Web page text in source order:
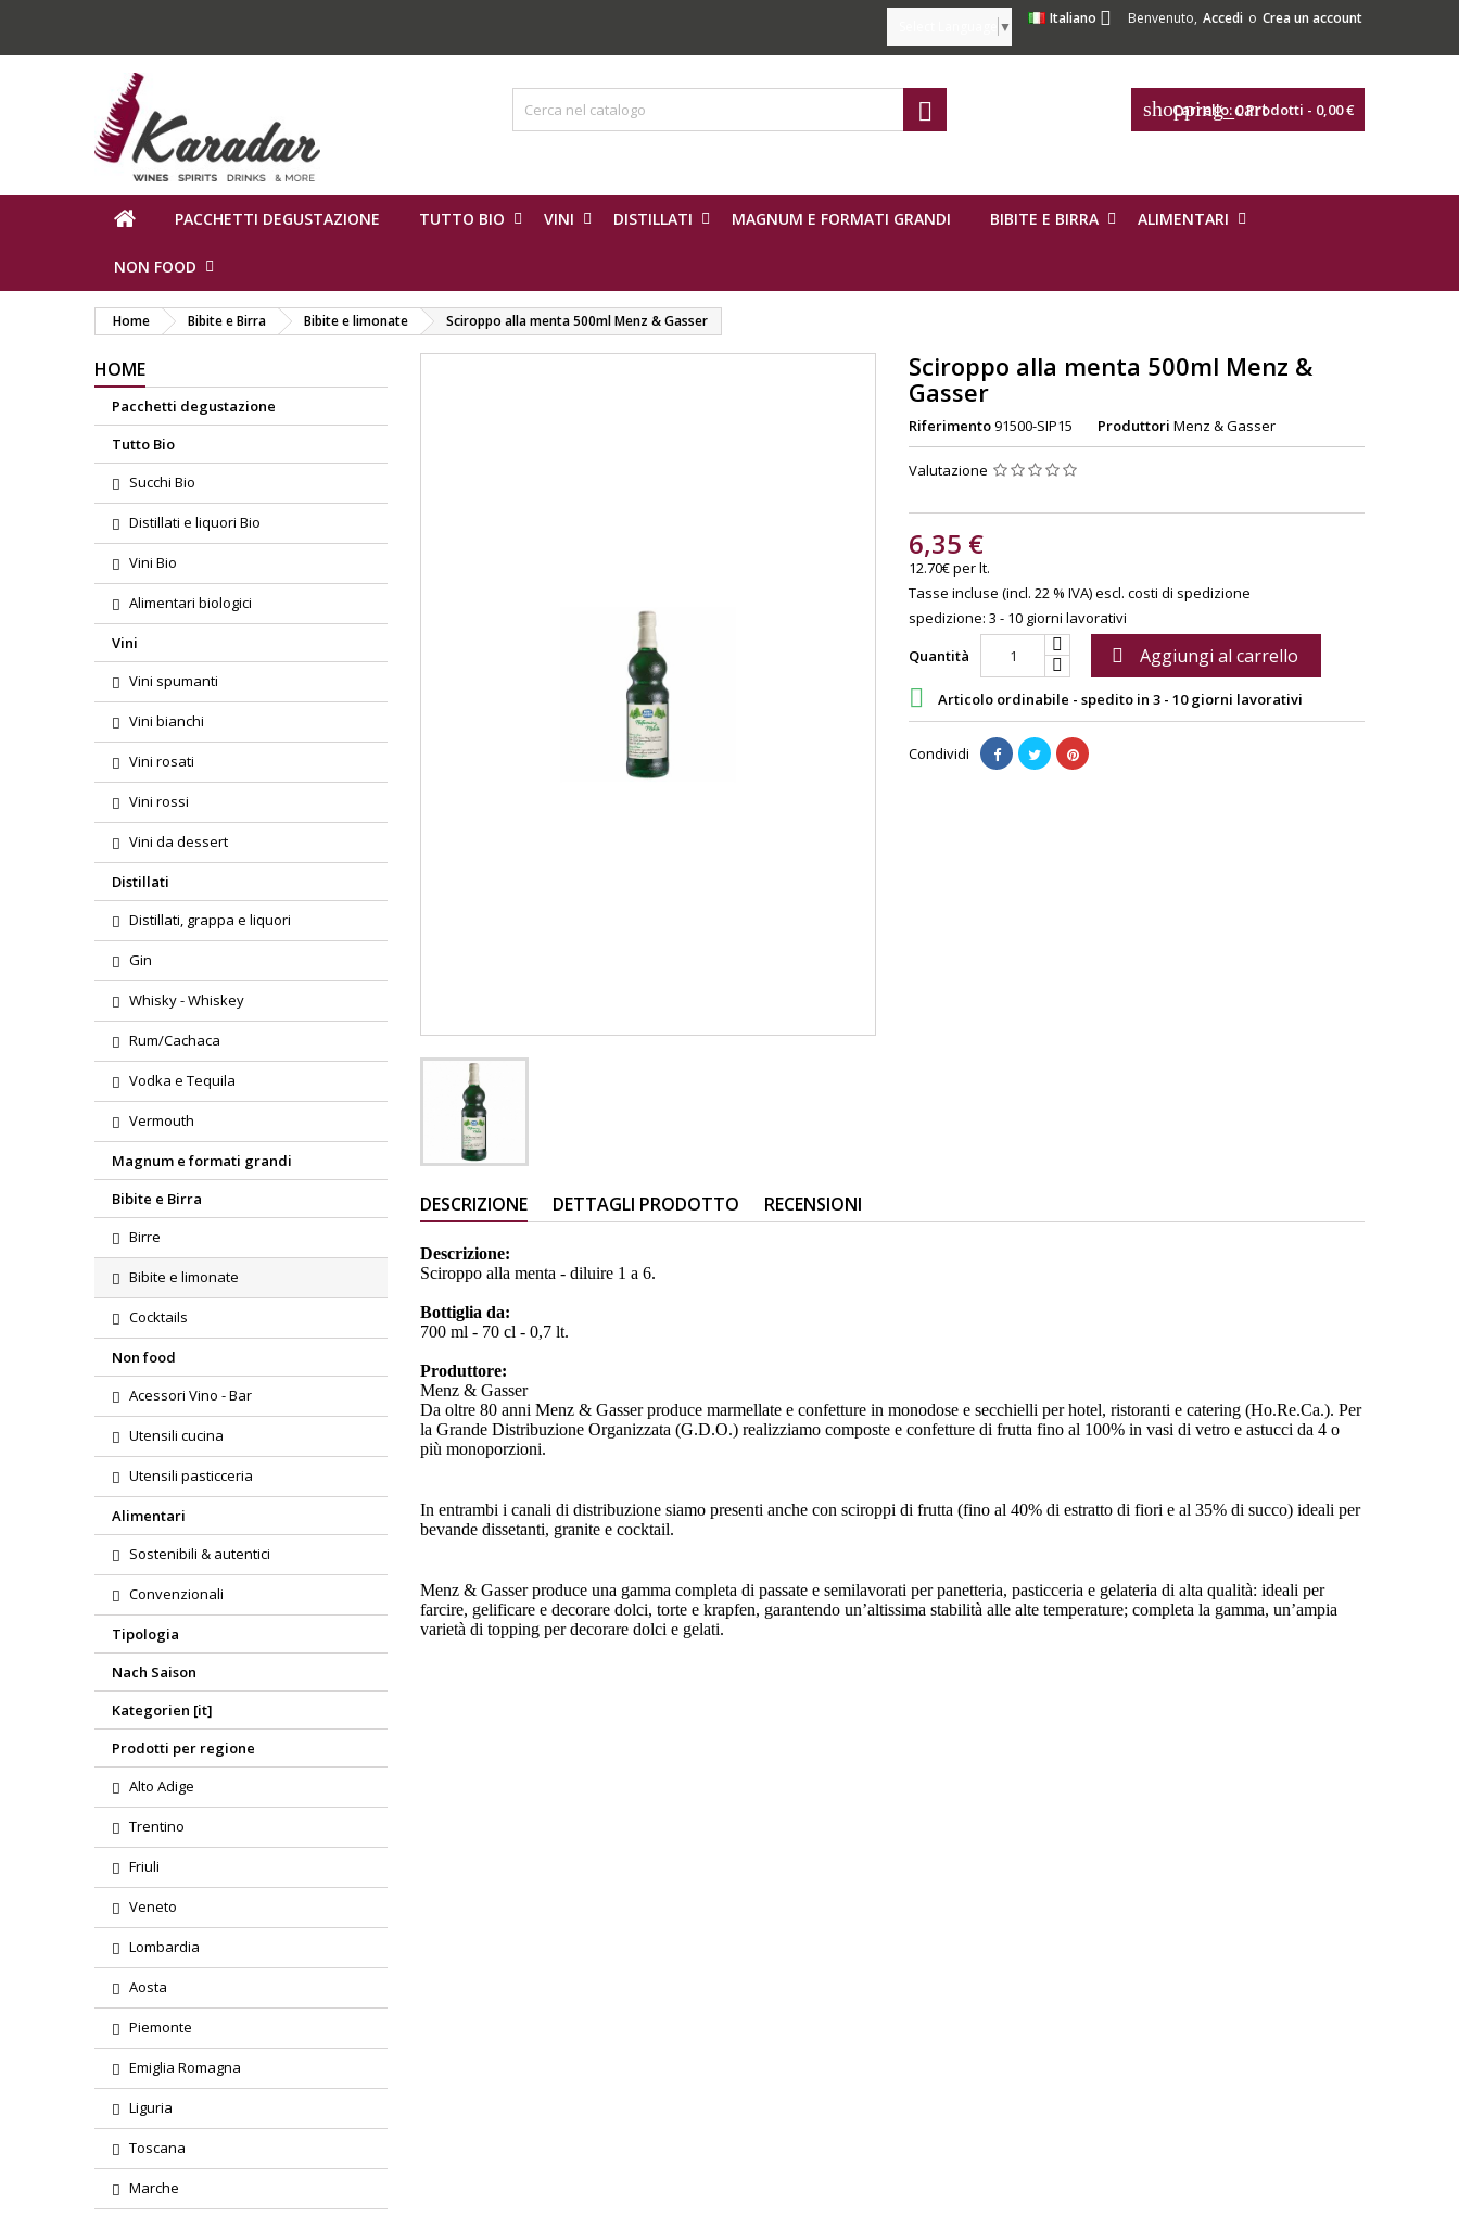
Benvenuto, Accedi o Crea un account
Italiano 
▼
shopping_cart
Carrello:0Prodotti - 0,00 €

PACCHETTI DEGUSTAZIONE TUTTO BIO VINI DISTILLATI MAGNUM E FORMATI GRANDI BIBITE E BIRRA ALIMENTARI
NON FOOD
Home Bibite e Birra Bibite e limonate Sciroppo alla menta 500ml Menz & Gasser
HOME
Pacchetti degustazione
Tutto Bio
Succhi Bio
Distillati e liquori Bio
Vini Bio
Alimentari biologici
Vini
Vini spumanti
Vini bianchi
Vini rosati
Vini rossi
Vini da dessert
Distillati
Distillati, grappa e liquori
Gin
Whisky - Whiskey
Rum/Cachaca
Vodka e Tequila
Vermouth
Magnum e formati grandi
Bibite e Birra
Birre
Bibite e limonate
Cocktails
Non food
Acessori Vino - Bar
Utensili cucina
Utensili pasticceria
Alimentari
Sostenibili & autentici
Convenzionali
Tipologia
Nach Saison
Kategorien [it]
Prodotti per regione
Alto Adige
Trentino
Friuli
Veneto
Lombardia
Aosta
Piemonte
Emiglia Romagna
Liguria
Toscana
Marche
Sciroppo alla menta 500ml Menz &
Gasser
Riferimento91500-SIP15 Produttori Menz & Gasser
Valutazione
6,35 €
12.70€ per lt.
Tasse incluse (incl. 22 % IVA)escl. costi di spedizione
spedizione: 3 - 10 giorni lavorativi
Quantità
 Aggiungi al carrello
 Articolo ordinabile - spedito in 3 - 10 giorni lavorativi
Condividi
DESCRIZIONE DETTAGLI PRODOTTO RECENSIONI
Descrizione:
Sciroppo alla menta - diluire 1 a 6.
Bottiglia da:
700 ml - 70 cl - 0,7 lt.
Produttore:
Menz & Gasser
Da oltre 80 anni Menz & Gasser produce marmellate e confetture in monodose e secchielli per hotel, ristoranti e catering (Ho.Re.Ca.). Per
la Grande Distribuzione Organizzata (G.D.O.) realizziamo composte e confetture di frutta fino al 100% in vasi di vetro e astucci da 4 o
più monoporzioni.
In entrambi i canali di distribuzione siamo presenti anche con sciroppi di frutta (fino al 40% di estratto di fiori e al 35% di succo) ideali per
bevande dissetanti, granite e cocktail.
Menz & Gasser produce una gamma completa di passate e semilavorati per panetteria, pasticceria e gelateria di alta qualità: ideali per
farcire, gelificare e decorare dolci, torte e krapfen, garantendo un’altissima stabilità alle alte temperature; completa la gamma, un’ampia
varietà di topping per decorare dolci e gelati.